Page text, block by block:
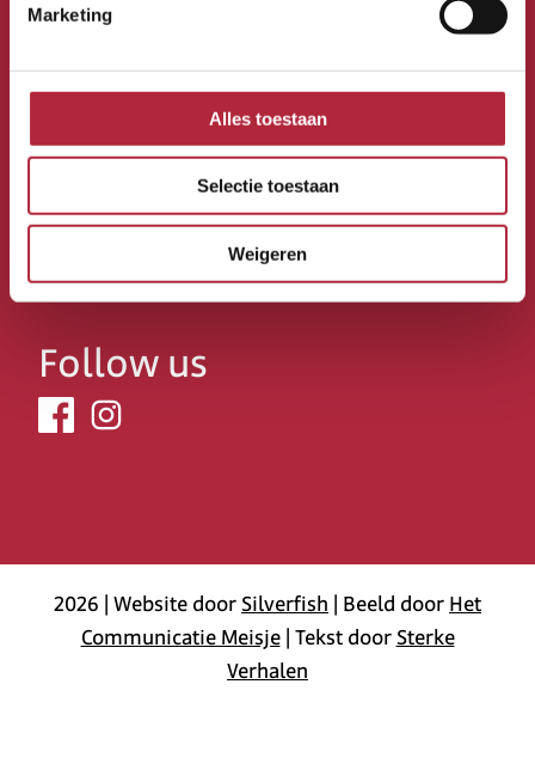
Marketing
Alles toestaan
Selectie toestaan
Weigeren
Netherlands
info@samengratisscheiden.nl
Follow us
2026 | Website doorSilverfish| Beeld doorHet
Communicatie Meisje| Tekst doorSterke
Verhalen